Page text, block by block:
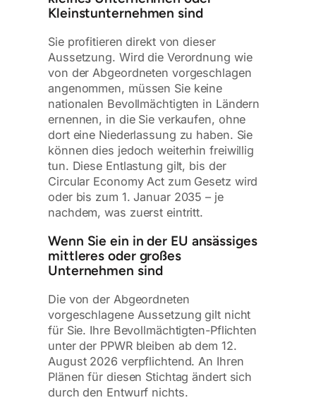
Kleinstunternehmen sind
Sie profitieren direkt von dieser
Aussetzung. Wird die Verordnung wie
von der Abgeordneten vorgeschlagen
angenommen, müssen Sie keine
nationalen Bevollmächtigten in Ländern
ernennen, in die Sie verkaufen, ohne
dort eine Niederlassung zu haben. Sie
können dies jedoch weiterhin freiwillig
tun. Diese Entlastung gilt, bis der
Circular Economy Act zum Gesetz wird
oder bis zum 1. Januar 2035 – je
nachdem, was zuerst eintritt.
Wenn Sie ein in der EU ansässiges
mittleres oder großes
Unternehmen sind
Die von der Abgeordneten
vorgeschlagene Aussetzung gilt nicht
für Sie. Ihre Bevollmächtigten-Pflichten
unter der PPWR bleiben ab dem 12.
August 2026 verpflichtend. An Ihren
Plänen für diesen Stichtag ändert sich
durch den Entwurf nichts.